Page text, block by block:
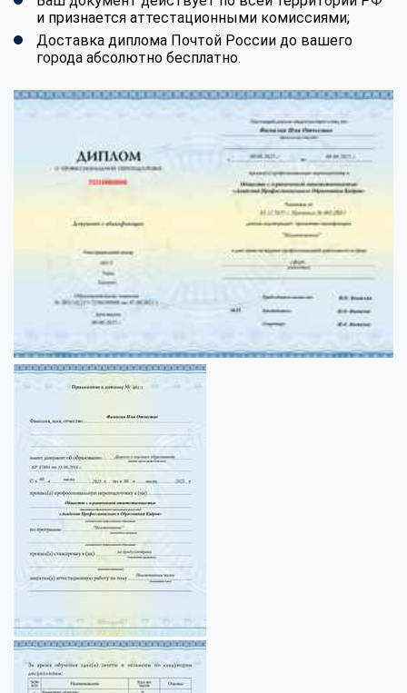
и признается аттестационными комиссиями;
Доставка диплома Почтой России до вашего
города абсолютно бесплатно.